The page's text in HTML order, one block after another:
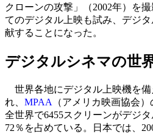
クローンの攻撃」（2002年）を
てのデジタル上映も試み、デジ
献することになった。
デジタルシネマの世
世界各地にデジタル上映機を備
れ、 MPAA
（アメリカ映画協会
全世界で6455スクリーンがデジ
72％を占めている。日本では、